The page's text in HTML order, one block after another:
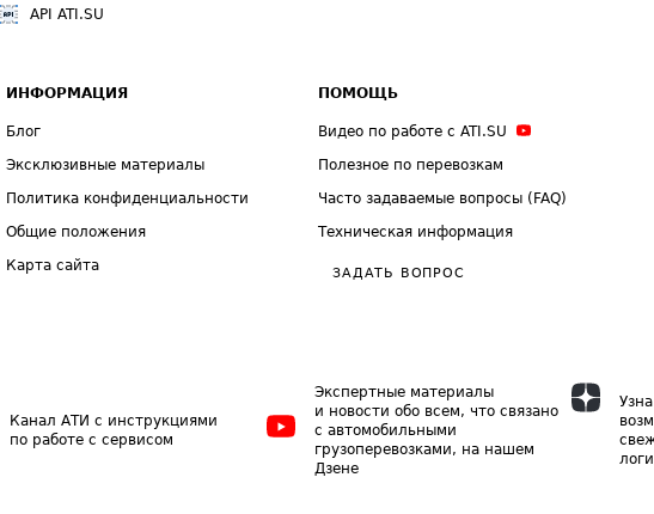
API ATI.SU
ИНФОРМАЦИЯ
Блог
Эксклюзивные материалы
Политика конфиденциальности
Общие положения
Карта сайта
ПОМОЩЬ
Видео по работе с ATI.SU
Полезное по перевозкам
Часто задаваемые вопросы (FAQ)
Техническая информация
ЗАДАТЬ ВОПРОС
Канал АТИ с инструкциями
по работе с сервисом
Экспертные материалы
и новости обо всем, что связано
с автомобильными
грузоперевозками, на нашем
Дзене